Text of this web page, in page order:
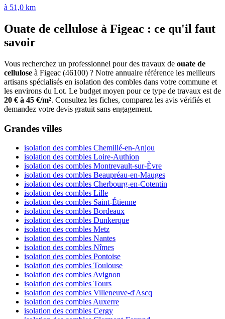
à 51,0 km
Ouate de cellulose à Figeac : ce qu'il faut
savoir
Vous recherchez un professionnel pour des travaux de ouate de
cellulose à Figeac (46100) ? Notre annuaire référence les meilleurs
artisans spécialisés en isolation des combles dans votre commune et
les environs du Lot. Le budget moyen pour ce type de travaux est de
20 € à 45 €/m². Consultez les fiches, comparez les avis vérifiés et
demandez votre devis gratuit sans engagement.
Grandes villes
isolation des combles Chemillé-en-Anjou
isolation des combles Loire-Authion
isolation des combles Montrevault-sur-Èvre
isolation des combles Beaupréau-en-Mauges
isolation des combles Cherbourg-en-Cotentin
isolation des combles Lille
isolation des combles Saint-Étienne
isolation des combles Bordeaux
isolation des combles Dunkerque
isolation des combles Metz
isolation des combles Nantes
isolation des combles Nîmes
isolation des combles Pontoise
isolation des combles Toulouse
isolation des combles Avignon
isolation des combles Tours
isolation des combles Villeneuve-d'Ascq
isolation des combles Auxerre
isolation des combles Cergy